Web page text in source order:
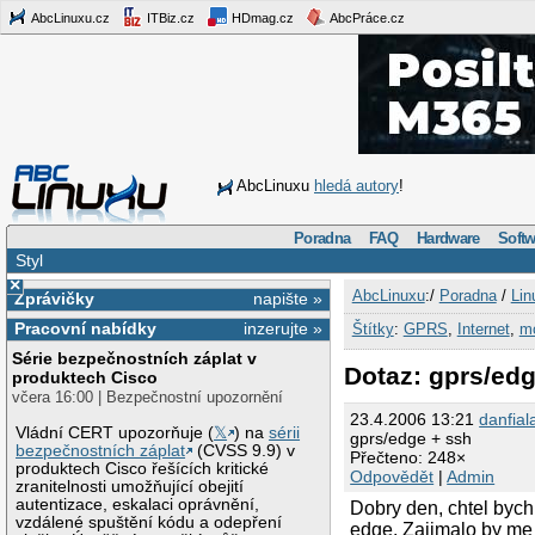
AbcLinuxu.cz ITBiz.cz HDmag.cz AbcPráce.cz
AbcLinuxu hledá autory!
Poradna FAQ Hardware
Styl
×
napište »
Zprávičky
inzerujte »
Pracovní nabídky
Série bezpečnostních záplat v
produktech Cisco
včera 16:00 | Bezpečnostní upozornění
Vládní CERT upozorňuje (𝕏 ) nasérii
bezpečnostních záplat
(CVSS 9.9) v
produktech Cisco řešících kritické
zranitelnosti umožňující obejití
autentizace, eskalaci oprávnění,
vzdálené spuštění kódu a odepření
AbcLinuxu:/ Poradna/
Štítky: GPRS Internet,
Dotaz: gprs/
23.4.2006 13:21
gprs/edge + ssh
Přečteno: 248×
Odpovědět |Admin
Dobry den, chtel
edge. Zajimalo by